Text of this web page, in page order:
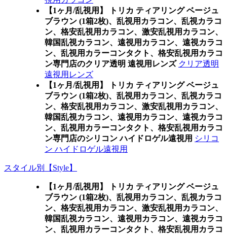
【1ヶ月/乱視用】 トリカ ティアリング ベージュ
ブラウン (1箱2枚)、乱視用カラコン、乱視カラコ
ン、格安乱視用カラコン、激安乱視用カラコン、
韓国乱視カラコン、遠視用カラコン、遠視カラコ
ン、乱視用カラーコンタクト、格安乱視用カラコ
ン専門店のクリア透明 遠視用レンズ クリア透明
遠視用レンズ
【1ヶ月/乱視用】 トリカ ティアリング ベージュ
ブラウン (1箱2枚)、乱視用カラコン、乱視カラコ
ン、格安乱視用カラコン、激安乱視用カラコン、
韓国乱視カラコン、遠視用カラコン、遠視カラコ
ン、乱視用カラーコンタクト、格安乱視用カラコ
ン専門店のシリコン ハイドロゲル遠視用 シリコ
ン ハイドロゲル遠視用
スタイル別【Style】
【1ヶ月/乱視用】 トリカ ティアリング ベージュ
ブラウン (1箱2枚)、乱視用カラコン、乱視カラコ
ン、格安乱視用カラコン、激安乱視用カラコン、
韓国乱視カラコン、遠視用カラコン、遠視カラコ
ン、乱視用カラーコンタクト、格安乱視用カラコ